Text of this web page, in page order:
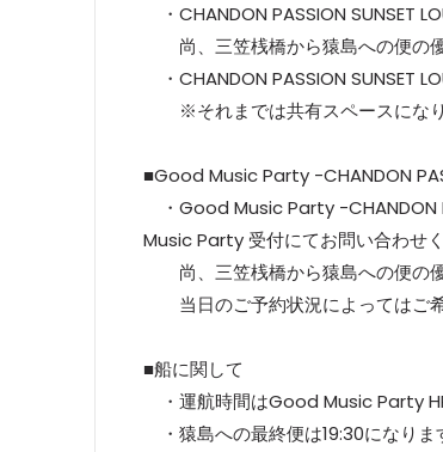
・CHANDON PASSION SUNSET
尚、三笠桟橋から猿島への便の優
・CHANDON PASSION SUNSET
※それまでは共有スペースになり
■Good Music Party -CHANDON
・Good Music Party -CHANDON
Music Party 受付にてお問い合わせく
尚、三笠桟橋から猿島への便の優
当日のご予約状況によってはご希
■船に関して
・運航時間はGood Music Party
・猿島への最終便は19:30になりま